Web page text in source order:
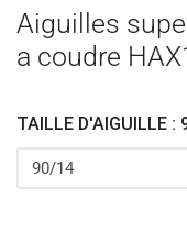
Aiguilles
a coudre
TAILLE D'AIGUILLE :